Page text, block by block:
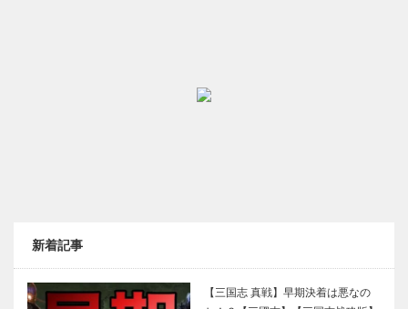
新着記事
【三国志 真戦】早期決着は悪なの